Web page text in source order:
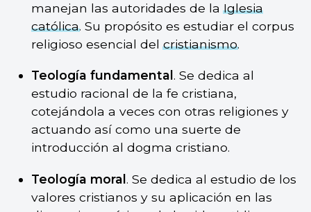
manejan las autoridades de laIglesia
católica. Su propósito es estudiar el corpus
religioso esencial delcristianismo.
Teología fundamental . Se dedica al
estudio racional de la fe cristiana,
cotejándola a veces con otras religiones y
actuando así como una suerte de
introducción al dogma cristiano.
Teología moral. Se dedica al estudio de los
valores cristianos y su aplicación en las